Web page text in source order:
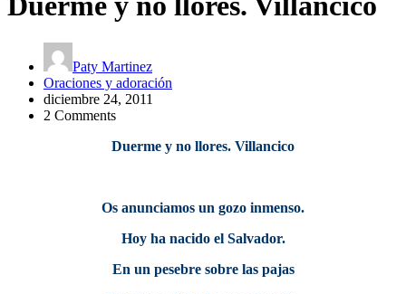
Paty Martinez
Oraciones y adoración
diciembre 24, 2011
2 Comments
Duerme y no llores. Villancico
Os anunciamos un gozo inmenso.
Hoy ha nacido el Salvador.
En un pesebre sobre las pajas